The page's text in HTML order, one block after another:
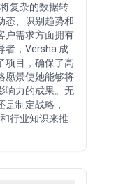
复杂的数据转
态、识别趋势和
户需求方面拥有
者，Versha 成
项目，确保了高
愿景使她能够将
响力的成果。无
制定战略，
行业知识来推